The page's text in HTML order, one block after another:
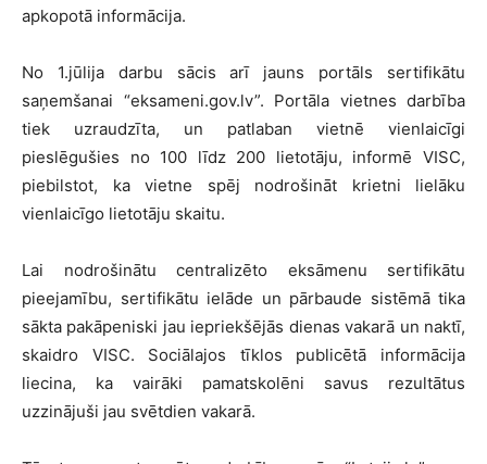
apkopotā informācija.
No 1.jūlija darbu sācis arī jauns portāls sertifikātu
saņemšanai “eksameni.gov.lv”. Portāla vietnes darbība
tiek uzraudzīta, un patlaban vietnē vienlaicīgi
pieslēgušies no 100 līdz 200 lietotāju, informē VISC,
piebilstot, ka vietne spēj nodrošināt krietni lielāku
vienlaicīgo lietotāju skaitu.
Lai nodrošinātu centralizēto eksāmenu sertifikātu
pieejamību, sertifikātu ielāde un pārbaude sistēmā tika
sākta pakāpeniski jau iepriekšējās dienas vakarā un naktī,
skaidro VISC. Sociālajos tīklos publicētā informācija
liecina, ka vairāki pamatskolēni savus rezultātus
uzzinājuši jau svētdien vakarā.